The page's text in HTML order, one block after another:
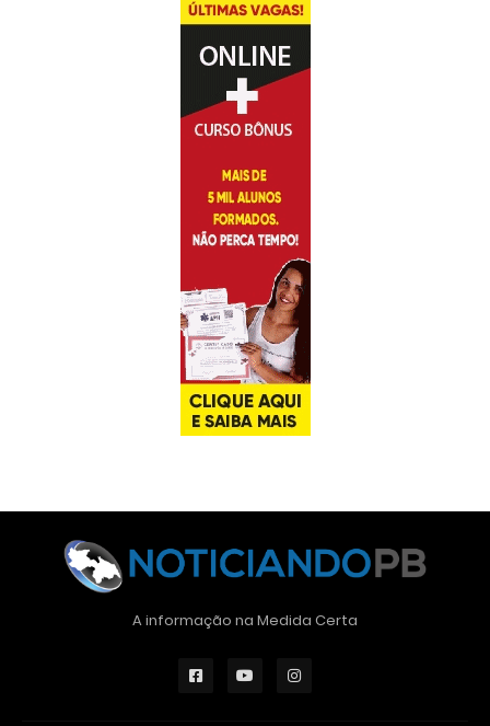
A informação na Medida Certa